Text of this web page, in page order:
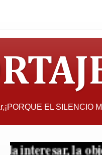
EL SILENCIO
la objetividad